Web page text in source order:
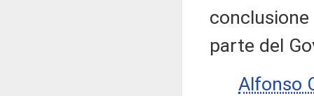
parte del
Alfonso